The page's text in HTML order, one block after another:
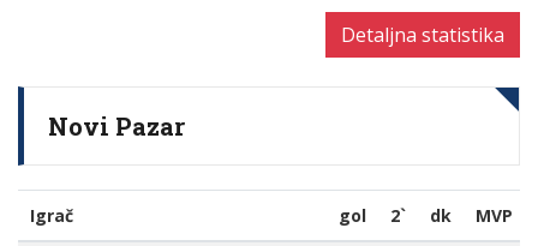
Detaljna statistika
Novi Pazar
Igrač gol 2` dk MVP